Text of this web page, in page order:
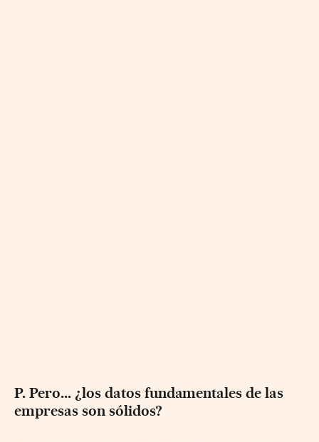
P. Pero... ¿los datos fundamentales de las
empresas son sólidos?